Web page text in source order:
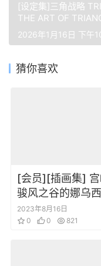
[设定集]三角战略
THE ART OF
2026年1月16日 下午
猜你喜欢
[会员][插画集]
骏风之谷的娜乌
The Art of
of the Valley of
2023年8月16日
0
0 821